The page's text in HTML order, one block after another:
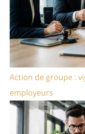
Action de groupe :
employeurs